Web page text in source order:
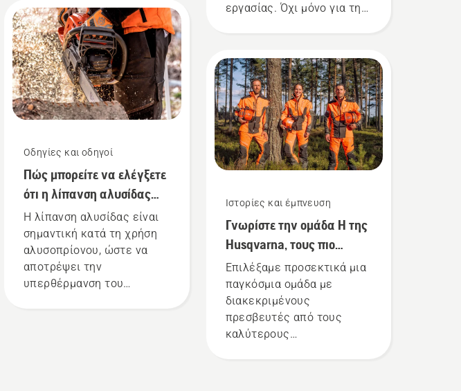
Οδηγίες και οδηγοί
Πώς μπορείτε να ελέγξετε
ότι η λίπανση αλυσίδας
λειτουργεί στο
αλυσοπρίονό σας
Η λίπανση αλυσίδας είναι
σημαντική κατά τη χρήση
αλυσοπρίονου, ώστε να
αποτρέψει την
υπερθέρμανση του
εργασίας. Όχι μόνο για τη
αλλά και για μεγαλύτερη
αποτελεσματικότητα κατά
την εργασία.
Ιστορίες και έμπνευση
Γνωρίστε την ομάδα Η της
Husqvarna, τους πιο
απαιτητικούς χρήστες μας
Επιλέξαμε προσεκτικά μια
παγκόσμια ομάδα με
διακεκριμένους
πρεσβευτές από τους
καλύτερους